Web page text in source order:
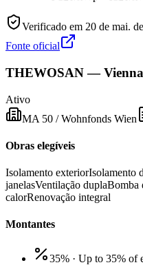
Verificado em 20 de mai.
Fonte oficial
THEWOSAN —
Ativo
MA 50 / Wohnfonds Wien
Obras elegíveis
Isolamento exteriorIsolamento
janelasVentilação duplaBomba
calorRenovação integral
Montantes
35% · Up to 35% of